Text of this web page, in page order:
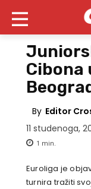
Cibona
By Editor
11 studenoga,
1 min.
Euroliga je
turnira tražiti